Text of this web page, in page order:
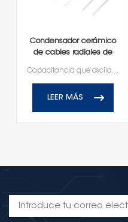
Condensador cerámico
de cables radiales de
moldeado
Capacitancia que oscila entre 0,5 pF y 1.0μFClasificación de voltaje de 50V - 100V
LEER MÁS